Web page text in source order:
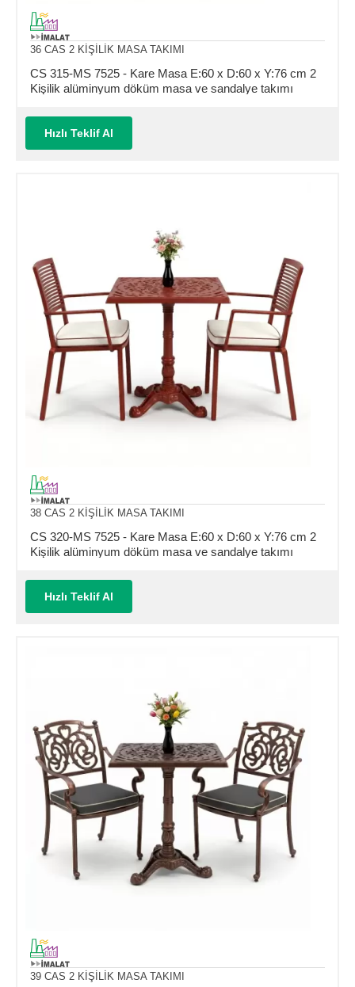
36 CAS 2 KİŞİLİK MASA TAKIMI
CS 315-MS 7525 - Kare Masa E:60 x D:60 x Y:76 cm 2
Kişilik alüminyum döküm masa ve sandalye takımı
Hızlı Teklif Al
38 CAS 2 KİŞİLİK MASA TAKIMI
CS 320-MS 7525 - Kare Masa E:60 x D:60 x Y:76 cm 2
Kişilik alüminyum döküm masa ve sandalye takımı
Hızlı Teklif Al
39 CAS 2 KİŞİLİK MASA TAKIMI